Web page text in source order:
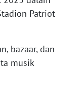
Patriot
bazaar, dan
musik